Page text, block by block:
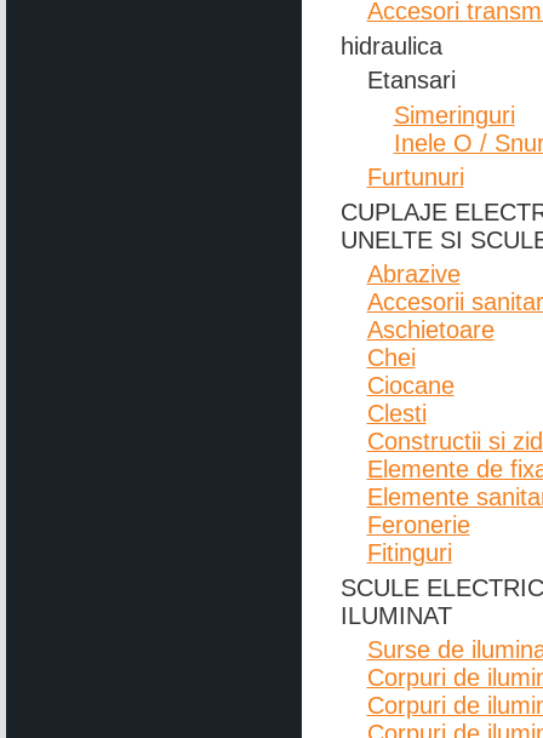
Accesori
hidraulica
Etansari
Simeringuri
Inele O /
Furtunuri
CUPLAJE
UNELTE SI
Abrazive
Accesorii
Aschietoare
Chei
Ciocane
Clesti
Constructii si
Elemente de
Elemente
Feronerie
Fitinguri
SCULE
ILUMINAT
Surse de
Corpuri de
Corpuri de